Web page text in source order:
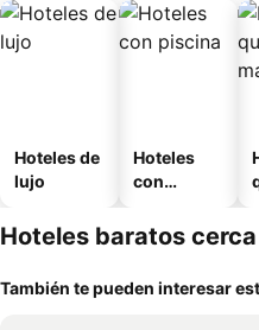
Hoteles de
lujo
Hoteles
con
Hoteles baratos
También te pueden interesar